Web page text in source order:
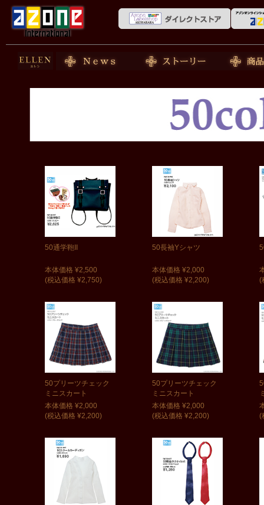
50通学鞄II
本体価格 ¥2,500
(税込価格 ¥2,750)
50長袖Yシャツ
本体価格 ¥2,000
(税込価格 ¥2,200)
(
50プリーツチェック
ミニスカート
本体価格 ¥2,000
(税込価格 ¥2,200)
50プリーツチェック
ミニスカート
本体価格 ¥2,000
(税込価格 ¥2,200)
(